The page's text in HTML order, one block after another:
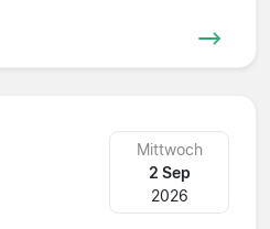
Mittwoch
2 Sep
2026